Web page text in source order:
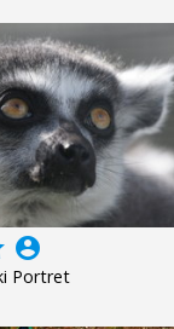
account_circle
Portret